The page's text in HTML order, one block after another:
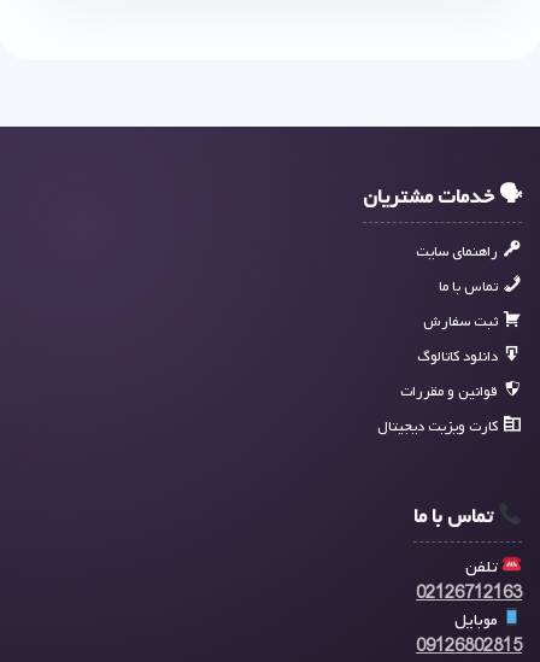
🗣 خدمات مشتریان
راهنمای سایت
تماس با ما
ثبت سفارش
دانلود کاتالوگ
قوانین و مقررات
کارت ویزیت دیجیتال
تماس با ما
تلفن
02126712163
موبایل
09126802815